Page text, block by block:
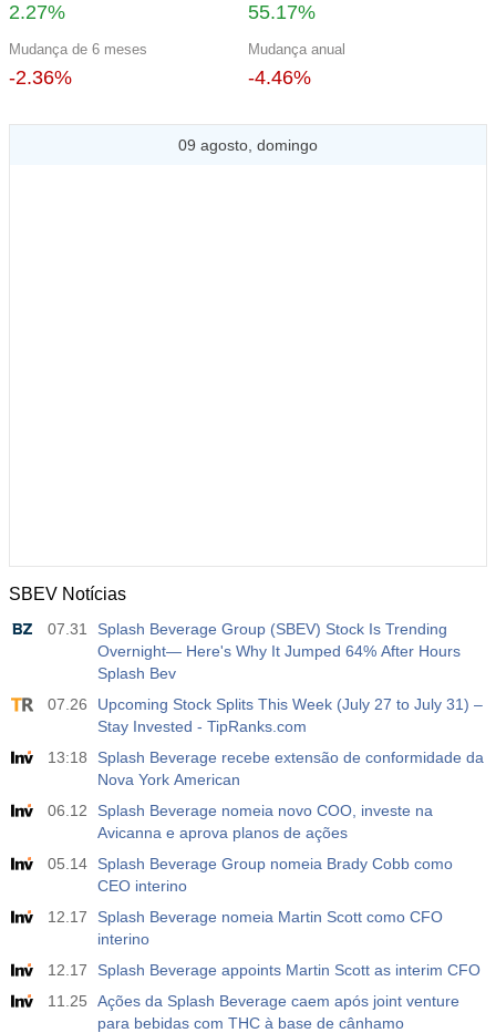
2.27% 55.17%
Mudança de 6 meses
-2.36%
Mudança anual
-4.46%
09 agosto, domingo
SBEV Notícias
07.31
Splash Beverage Group (SBEV) Stock Is Trending
Overnight— Here's Why It Jumped 64% After Hours
Splash Bev
07.26
Upcoming Stock Splits This Week (July 27 to July 31) –
Stay Invested - TipRanks.com
13:18
Splash Beverage recebe extensão de conformidade da
Nova York American
06.12
Splash Beverage nomeia novo COO, investe na
Avicanna e aprova planos de ações
05.14
Splash Beverage Group nomeia Brady Cobb como
CEO interino
12.17
Splash Beverage nomeia Martin Scott como CFO
interino
12.17
Splash Beverage appoints Martin Scott as interim CFO
11.25
Ações da Splash Beverage caem após joint venture
para bebidas com THC à base de cânhamo